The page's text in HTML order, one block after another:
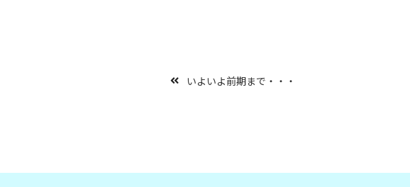
いよいよ前期まで・・・